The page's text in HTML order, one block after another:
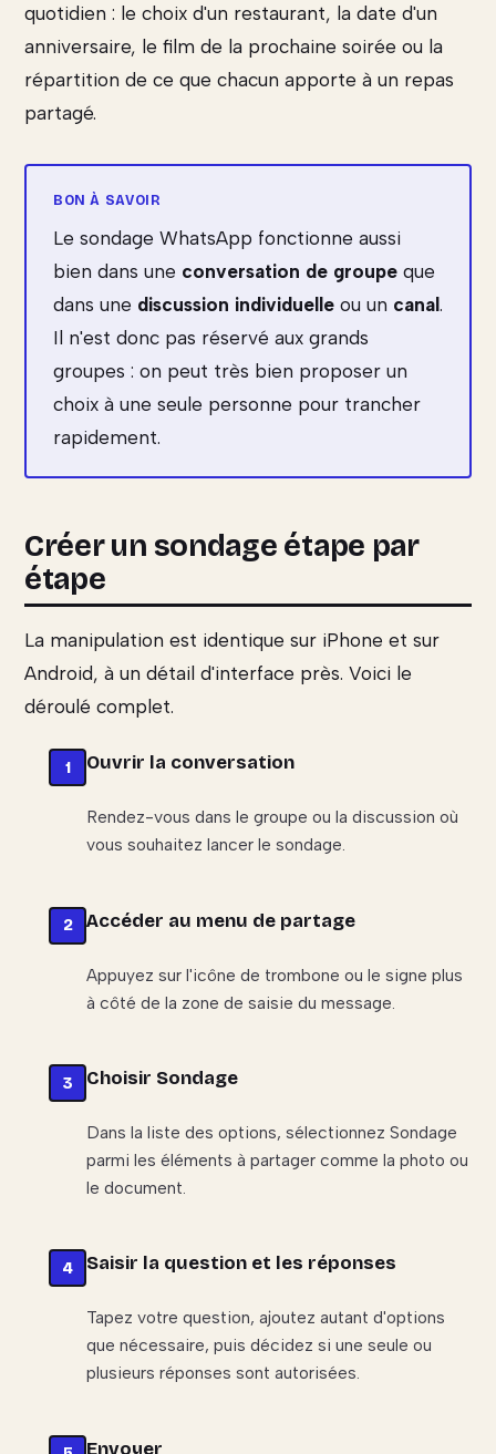
quotidien : le choix d'un restaurant, la date d'un
anniversaire, le film de la prochaine soirée ou la
répartition de ce que chacun apporte à un repas
partagé.
Le sondage WhatsApp fonctionne aussi
bien dans une conversation de groupe que
dans une discussion individuelle ou un canal.
Il n'est donc pas réservé aux grands
groupes : on peut très bien proposer un
choix à une seule personne pour trancher
rapidement.
Créer un sondage étape par
étape
La manipulation est identique sur iPhone et sur
Android, à un détail d'interface près. Voici le
déroulé complet.
Ouvrir la conversation
Rendez-vous dans le groupe ou la discussion où
vous souhaitez lancer le sondage.
Accéder au menu de partage
Appuyez sur l'icône de trombone ou le signe plus
à côté de la zone de saisie du message.
Choisir Sondage
Dans la liste des options, sélectionnez Sondage
parmi les éléments à partager comme la photo ou
le document.
Saisir la question et les réponses
Tapez votre question, ajoutez autant d'options
que nécessaire, puis décidez si une seule ou
plusieurs réponses sont autorisées.
Envoyer